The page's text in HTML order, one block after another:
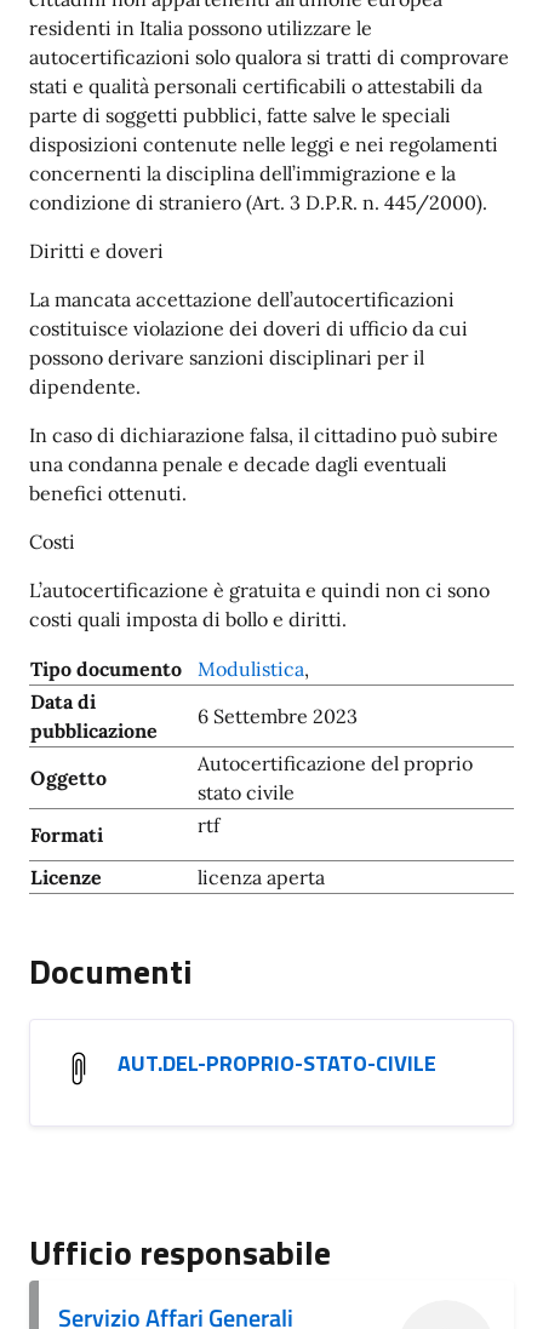
residenti in Italia possono utilizzare le
autocertificazioni solo qualora si tratti di comprovare
stati e qualità personali certificabili o attestabili da
parte di soggetti pubblici, fatte salve le speciali
disposizioni contenute nelle leggi e nei regolamenti
concernenti la disciplina dell’immigrazione e la
condizione di straniero (Art. 3 D.P.R. n. 445/2000).
Diritti e doveri
La mancata accettazione dell’autocertificazioni
costituisce violazione dei doveri di ufficio da cui
possono derivare sanzioni disciplinari per il
dipendente.
In caso di dichiarazione falsa, il cittadino può subire
una condanna penale e decade dagli eventuali
benefici ottenuti.
Costi
L’autocertificazione è gratuita e quindi non ci sono
costi quali imposta di bollo e diritti.
Tipo documento Modulistica,
Data di
pubblicazione
6 Settembre 2023
Oggetto
Autocertificazione del proprio
stato civile
Formati
rtf
Licenze licenza aperta
Documenti
AUT.DEL-PROPRIO-STATO-CIVILE
Ufficio responsabile
Servizio Affari Generali